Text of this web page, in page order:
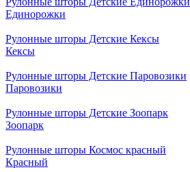
Единорожки
Рулонные шторы Детские Кексы
Кексы
Рулонные шторы Детские Паровозики
Паровозики
Рулонные шторы Детские Зоопарк
Зоопарк
Рулонные шторы Космос красный
Красный